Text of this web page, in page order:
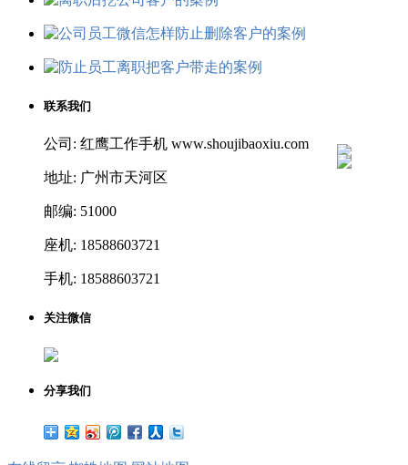
联系我们
公司: 红鹰工作手机 www.shoujibaoxiu.com
地址: 广州市天河区
邮编: 51000
座机: 18588603721
手机: 18588603721
关注微信
分享我们